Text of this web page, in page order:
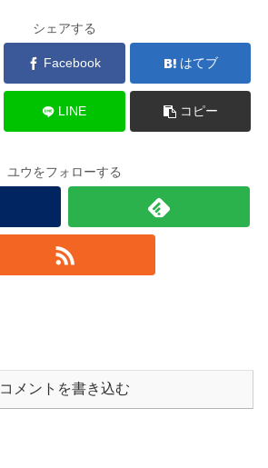
シェアする
Facebook はてブ
LINE コピー
ユウをフォローする
コメントを書き込む